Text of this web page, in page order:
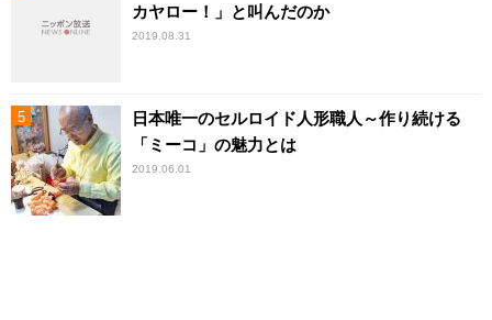
カヤロー！」と叫んだのか
2019.08.31
日本唯一のセルロイド人形職人～作り続ける
「ミーコ」の魅力とは
2019.06.01